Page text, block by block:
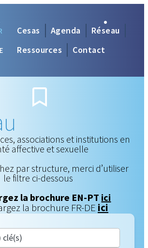
Cesas Agenda
Réseau
Ressources
Contact
associations et institutions en
affective et sexuelle
par structure, merci d’utiliser
le filtre ci-dessous
la brochure EN-PT ici
la brochure FR-DE ici